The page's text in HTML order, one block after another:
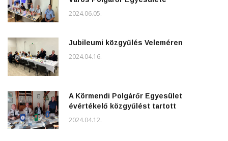
2024.06.05.
Jubileumi közgyűlés Veleméren
2024.04.16.
A Körmendi Polgárőr Egyesület
évértékelő közgyűlést tartott
2024.04.12.